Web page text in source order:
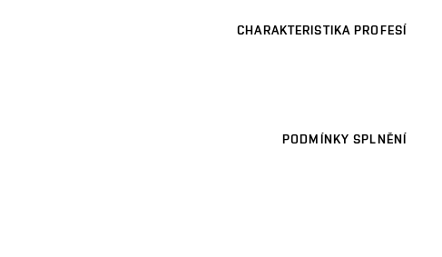
CHARAKTERISTIKA PROFESÍ
PODMÍNKY SPLNĚNÍ